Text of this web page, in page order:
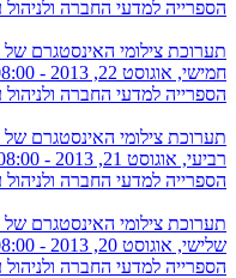
הספרייה למדעי החברה
תערוכת צילומי האינסטגרם
חמישי, אוגוסט 22, 2013 - 08:00
הספרייה למדעי החברה
תערוכת צילומי האינסטגרם
רביעי, אוגוסט 21, 2013 - 08:00
הספרייה למדעי החברה
תערוכת צילומי האינסטגרם
שלישי, אוגוסט 20, 2013 - 08:00
הספרייה למדעי החברה